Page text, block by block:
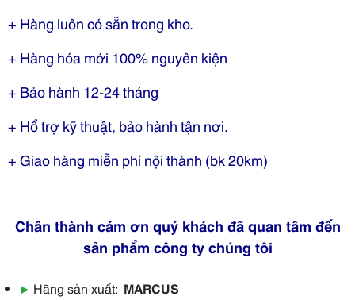
+ Hàng luôn có sẵn trong kho.
+ Hàng hóa mới 100% nguyên kiện
+ Bảo hành 12-24 tháng
+ Hổ trợ kỹ thuật, bảo hành tận nơi.
+ Giao hàng miễn phí nội thành (bk 20km)
Chân thành cám ơn quý khách đã quan tâm đến
sản phẩm công ty chúng tôi
▶ Hãng sản xuất: MARCUS